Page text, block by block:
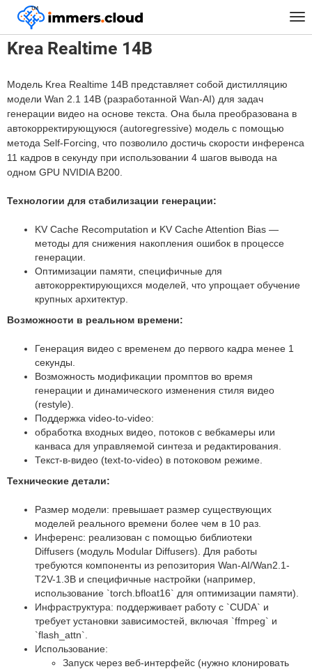
™
Главная Модели Krea Realtime 14B
Krea Realtime 14B
Модель Krea Realtime 14B представляет собой дистилляцию
модели Wan 2.1 14B (разработанной Wan-AI) для задач
генерации видео на основе текста. Она была преобразована в
автокорректирующуюся (autoregressive) модель с помощью
метода Self-Forcing, что позволило достичь скорости инференса
11 кадров в секунду при использовании 4 шагов вывода на
одном GPU NVIDIA B200.
Технологии для стабилизации генерации:
KV Cache Recomputation и KV Cache Attention Bias —
методы для снижения накопления ошибок в процессе
генерации.
Оптимизации памяти, специфичные для
автокорректирующихся моделей, что упрощает обучение
крупных архитектур.
Возможности в реальном времени:
Генерация видео с временем до первого кадра менее 1
секунды.
Возможность модификации промптов во время
генерации и динамического изменения стиля видео
(restyle).
Поддержка video-to-video:
обработка входных видео, потоков с вебкамеры или
канваса для управляемой синтеза и редактирования.
Текст-в-видео (text-to-video) в потоковом режиме.
Технические детали:
Размер модели: превышает размер существующих
моделей реального времени более чем в 10 раз.
Инференс: реализован с помощью библиотеки
Diffusers (модуль Modular Diffusers). Для работы
требуются компоненты из репозитория Wan-AI/Wan2.1-
T2V-1.3B и специфичные настройки (например,
использование `torch.bfloat16` для оптимизации памяти).
Инфраструктура: поддерживает работу с `CUDA` и
требует установки зависимостей, включая `ffmpeg` и
`flash_attn`.
Использование:
Запуск через веб-интерфейс (нужно клонировать